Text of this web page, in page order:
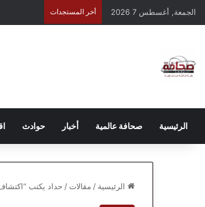
الجمعة, أغسطس 7 2026 أخر المستجدات
الرئيسية صحافة عالمية أخبار حوادث
الرئيسية / مقالات / حداد يكتب